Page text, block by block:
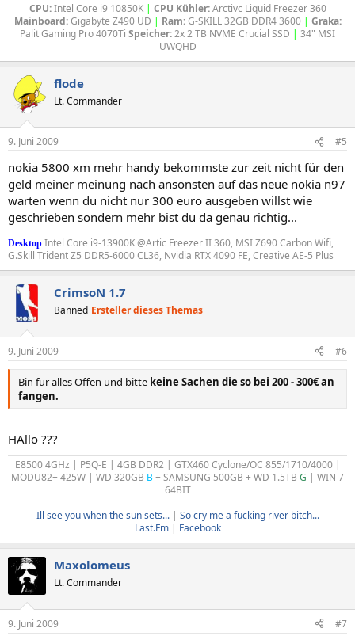
CPU:Intel Core i9 10850K | CPU Kühler:Arctivc Liquid Freezer 360
Mainboard:Gigabyte Z490 UD | Ram:G-SKILL 32GB DDR4 3600 | Graka:
Palit Gaming Pro 4070Ti Speicher:2x 2 TB NVME Crucial SSD | 34" MSI
UWQHD​
flode
Lt. Commander
9. Juni 2009 #5
nokia 5800 xm mehr handy bekommste zur zeit nicht für den
geld meiner meinung nach ansonsten auf das neue nokia n97
warten wenn du nicht nur 300 euro ausgeben willst wie
geschrieben sondern mehr bist du da genau richtig...
Desktop Intel Core i9-13900K @Artic Freezer II 360, MSI Z690 Carbon Wifi,
G.Skill Trident Z5 DDR5-6000 CL36, Nvidia RTX 4090 FE, Creative AE-5 Plus
CrimsoN 1.7
Banned Ersteller dieses Themas
9. Juni 2009 #6
Bin für alles Offen und bitte keine Sachen die so bei 200 - 300€ an
fangen.
HAllo ???
E8500 4GHz | P5Q-E | 4GB DDR2 | GTX460 Cyclone/OC 855/1710/4000 |
MODU82+ 425W | WD 320GB B+ SAMSUNG 500GB + WD 1.5TB G | WIN 7
64BIT
Ill see you when the sun sets...| So cry me a fucking river bitch...
Last.Fm| Facebook
Maxolomeus
Lt. Commander
9. Juni 2009 #7